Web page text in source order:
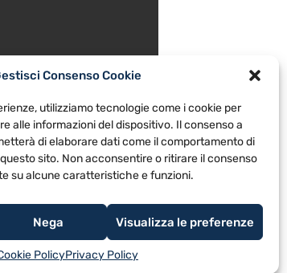
Consenso Cookie
utilizziamo tecnologie come i cookie per
alle informazioni del dispositivo. Il consenso a
di elaborare dati come il comportamento di
sito. Non acconsentire o ritirare il consenso
su alcune caratteristiche e funzioni.
Nega Visualizza le preferenze
PolicyPrivacy Policy